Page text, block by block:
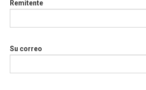
Remitente
Su correo